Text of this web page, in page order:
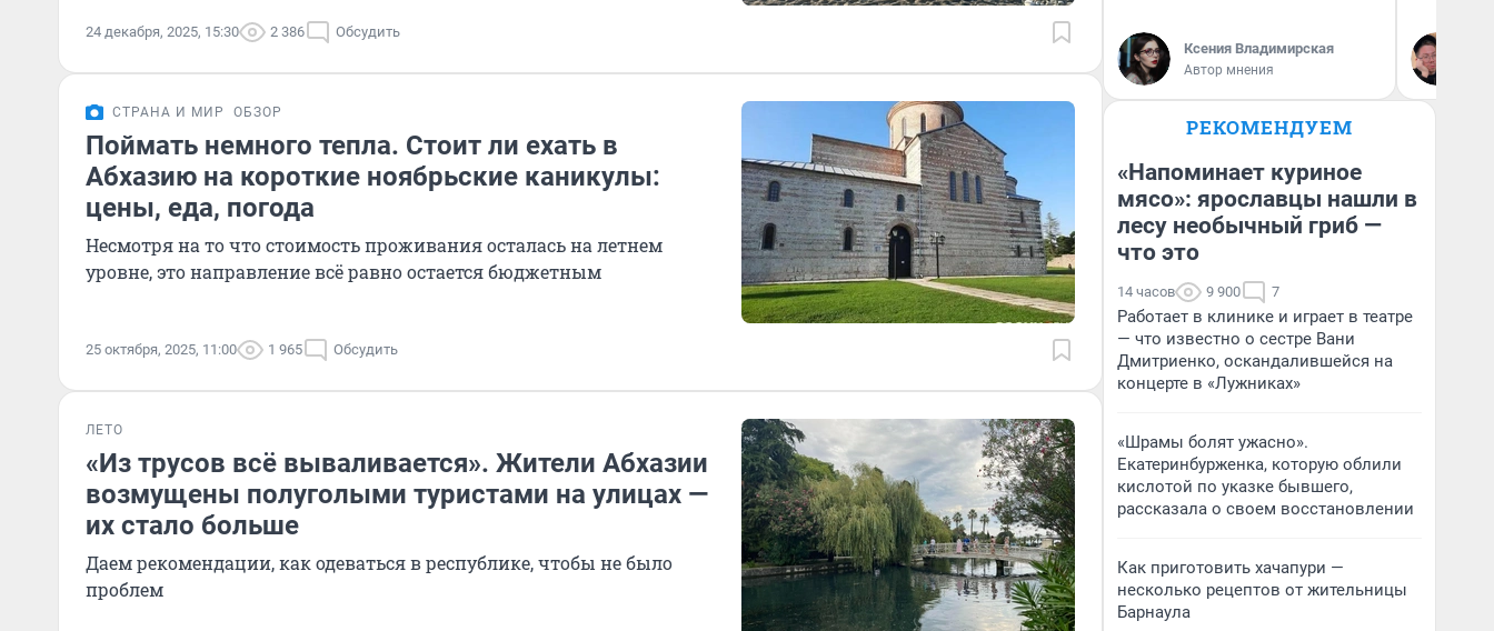
24 декабря, 2025, 15:30 2 386 Обсудить
СТРАНА И МИР ОБЗОР
Поймать немного тепла. Стоит ли ехать в
Абхазию на короткие ноябрьские каникулы:
цены, еда, погода
Несмотря на то что стоимость проживания осталась на летнем
уровне, это направление всё равно остается бюджетным
25 октября, 2025, 11:00 1 965 Обсудить
ЛЕТО
«Из трусов всё вываливается». Жители Абхазии
возмущены полуголыми туристами на улицах —
их стало больше
Даем рекомендации, как одеваться в республике, чтобы не было
проблем
Ксения Владимирская
Автор мнения
РЕКОМЕНДУЕМ
«Напоминает куриное
мясо»: ярославцы нашли в
лесу необычный гриб —
что это
14 часов 9 900 7
Работает в клинике и играет в театре
— что известно о сестре Вани
Дмитриенко, оскандалившейся на
концерте в «Лужниках»
«Шрамы болят ужасно».
Екатеринбурженка, которую облили
кислотой по указке бывшего,
рассказала о своем восстановлении
Как приготовить хачапури —
несколько рецептов от жительницы
Барнаула